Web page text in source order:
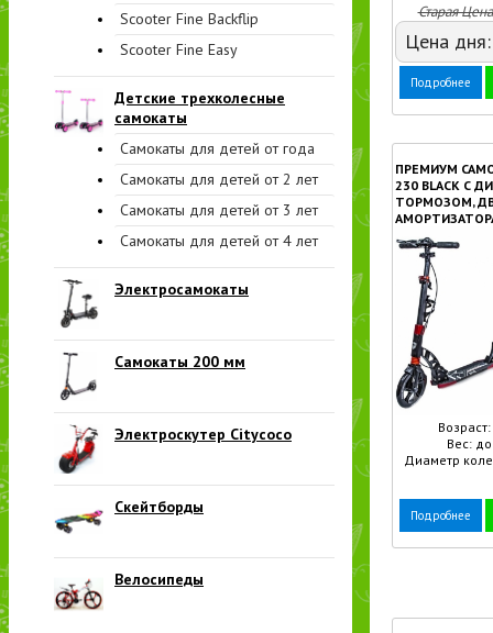
Scooter Fine Backflip
Scooter Fine Easy
Детские трехколесные
самокаты
Самокаты для детей от года
Самокаты для детей от 2 лет
Самокаты для детей от 3 лет
Самокаты для детей от 4 лет
Электросамокаты
Самокаты 200 мм
Электроскутер Citycoco
Скейтборды
Велосипеды
Старая
Цена
Подробнее
ПРЕМИУМ
230 BLACK С
ТОРМОЗОМ,
Вес:
Диаметр
Подробнее